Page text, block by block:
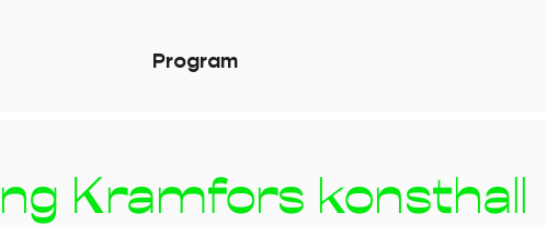
Program
Kramfors konsthall